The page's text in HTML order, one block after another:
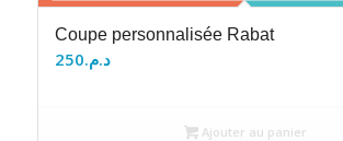
Coupe personnalisée Rabat
د.م.250
Ajouter au panier